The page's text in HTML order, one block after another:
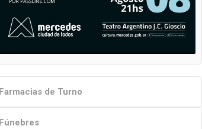
Farmacias de Turno
Fúnebres